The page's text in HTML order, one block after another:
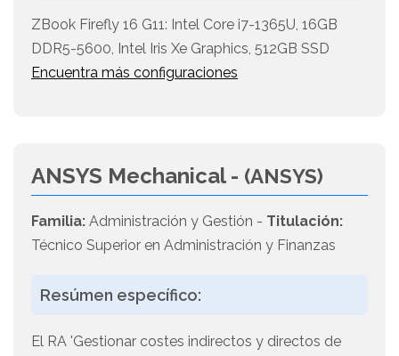
ZBook Firefly 16 G11: Intel Core i7-1365U, 16GB
DDR5-5600, Intel Iris Xe Graphics, 512GB SSD
Encuentra más configuraciones
ANSYS Mechanical - (ANSYS)
Familia: Administración y Gestión - Titulación:
Técnico Superior en Administración y Finanzas
Resúmen específico:
El RA 'Gestionar costes indirectos y directos de